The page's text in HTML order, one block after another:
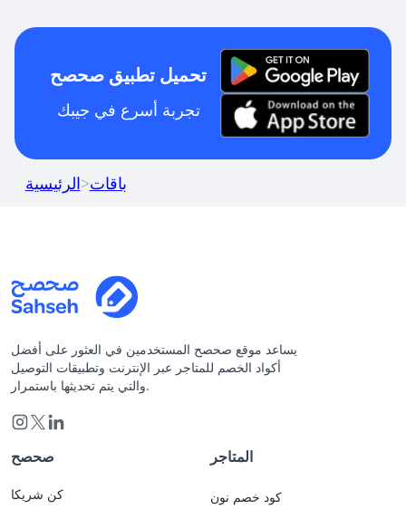
تحميل تطبيق صحصح
تجربة أسرع في جيبك
الرئيسية>باقات
يساعد موقع صحصح المستخدمين في العثور على أفضل
أكواد الخصم للمتاجر عبر الإنترنت وتطبيقات التوصيل
والتي يتم تحديثها باستمرار.
صحصح
كن شريكا
المتاجر
كود خصم نون